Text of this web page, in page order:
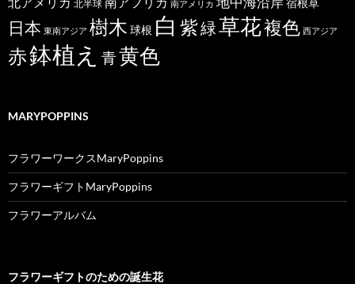
北半球 南アメリカ 宿根草
日本 東南アジア 樹木 球根 白 紫緑草花複色 西アジア
赤鉢植え 青黄色
MARYPOPPINS
フラワーワークスMaryPoppins
フラワーギフトMaryPoppins
フラワーアルバム
フラワーギフトのための誕生花